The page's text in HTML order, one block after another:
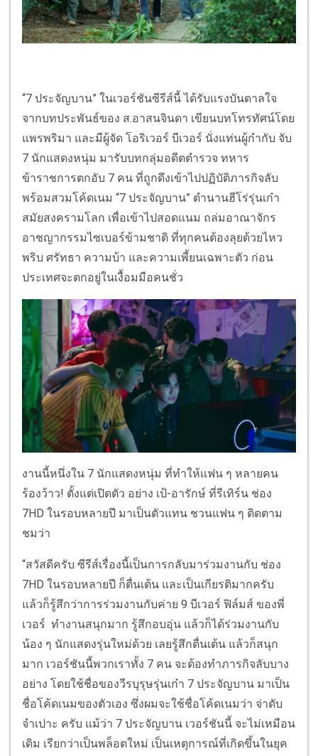
“7 ประจัญบาน” ในเวอร์ชันซีรีส์นี้ ได้รับแรงบันดาลใจ
จากบทประพันธ์ของ ส.อาสนจินดา เขียนบทโทรทัศน์โดย
แพรพริมา และมีผู้จัด โอริเวอร์ บีเวอร์ นั่งแท่นผู้กำกับ จับ
7 นักแสดงหนุ่ม มารับบทกลุ่มอดีตตำรวจ ทหาร
ข้าราชการตกอับ 7 คน ที่ถูกดึงเข้าไปปฏิบัติภารกิจลับ
พร้อมสวมโค้ดเนม “7 ประจัญบาน” ตำนานฮีโร่รุ่นเก๋า
สมัยสงครามโลก เพื่อเข้าไปสอดแนม ถล่มอาณาจักร
อาชญากรรมไซเบอร์ข้ามชาติ ที่ทุกคนต้องลุยด้วยไหว
พริบ ศรัทธา ความบ้า และความเพี้ยนเฉพาะตัว ก่อน
ประเทศจะตกอยู่ในเงื้อมมือคนชั่ว
งานนี้หนึ่งใน 7 นักแสดงหนุ่ม ที่ทำให้แฟน ๆ หลายคน
ร้องว้าว! ตั้งแต่เปิดตัว อย่าง เป้-อารักษ์ ที่รีเทิร์น ช่อง
7HD ในรอบหลายปี มาเป็นตัวแทน ชวนแฟน ๆ ติดตาม
ชมว่า
“สวัสดีครับ ซีรีส์เรื่องนี้เป็นการกลับมาร่วมงานกับ ช่อง
7HD ในรอบหลายปี ก็ตื่นเต้น และเป็นเกียรติมากครับ
แล้วก็รู้สึกว่าการร่วมงานกับค่าย 9 บีเวอร์ ฟิล์มส์ ของพี่
เวอร์ ทำงานสนุกมาก รู้สึกอบอุ่น แล้วก็ได้ร่วมงานกับ
น้อง ๆ นักแสดงรุ่นใหม่ด้วย เลยรู้สึกตื่นเต้น แล้วก็สนุก
มาก เวอร์ชันนี้พวกเราทั้ง 7 คน จะต้องทำภารกิจลับบาง
อย่าง โดยใช้ชื่อของวีรบุรุษรุ่นเก๋า 7 ประจัญบาน มาเป็น
ชื่อโค้ดเนมของตัวเอง ซึ่งผมจะใช้ชื่อโค้ดเนมว่า จ่าดับ
จำเปาะ ครับ แม้ว่า 7 ประจัญบาน เวอร์ชันนี้ จะไม่เหมือน
เดิม เรียกว่าเป็นพล็อตใหม่ เป็นเหตุการณ์ที่เกิดขึ้นในยุค